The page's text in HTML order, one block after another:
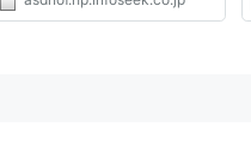
ます。 お客様には、緊急のメン